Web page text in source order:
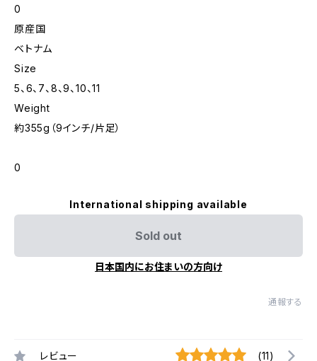
0
原産国
ベトナム
Size
5、6、7、8、9、10、11
Weight
約355g（9インチ/片足）
0
International shipping available
Sold out
日本国内にお住まいの方向け
通報する
レビュー (11)